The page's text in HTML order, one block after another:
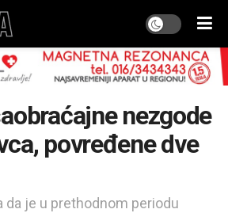
nezgode
povređene dve
da je u prethodnom periodu